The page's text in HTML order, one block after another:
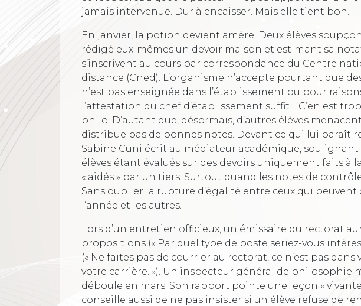
jamais intervenue. Dur à encaisser. Mais elle tient bon.
En janvier, la potion devient amère. Deux élèves
rédigé eux-mêmes un devoir maison et estimant sa
s’inscrivent au cours par correspondance du Centre
distance (Cned). L’organisme n’accepte pourtant que
n’est pas enseignée dans l’établissement ou pour
l’attestation du chef d’établissement suffit… C’en est
philo. D’autant que, désormais, d’autres élèves
distribue pas de bonnes notes. Devant ce qui lui paraît
Sabine Cuni écrit au médiateur académique, soulignant
élèves étant évalués sur des devoirs uniquement faits à
« aidés » par un tiers. Surtout quand les notes de
Sans oublier la rupture d’égalité entre ceux qui peuvent
l’année et les autres.
Lors d’un entretien officieux, un émissaire du rectorat
propositions (« Par quel type de poste seriez-vous
(« Ne faites pas de courrier au rectorat, ce n’est pas
votre carrière. »). Un inspecteur général de philosophie
déboule en mars. Son rapport pointe une leçon «
conseille aussi de ne pas insister si un élève refuse de